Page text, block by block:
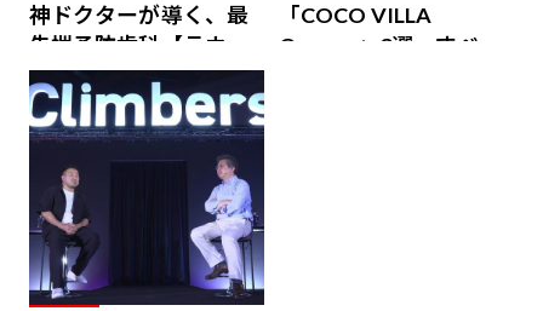
神ドクターが導く、最
先端予防歯科【ラウン
ジ会員特典あり】
「COCO VILLA
Owners」3選。すべて